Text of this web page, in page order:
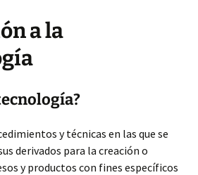
a la
y técnicas en las que se
derivados para la creación o
y productos con fines específicos